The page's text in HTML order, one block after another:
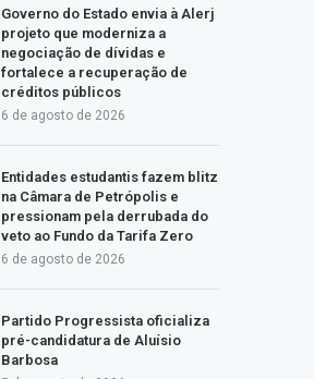
Governo do Estado envia à Alerj
projeto que moderniza a
negociação de dívidas e
fortalece a recuperação de
créditos públicos
6 de agosto de 2026
Entidades estudantis fazem blitz
na Câmara de Petrópolis e
pressionam pela derrubada do
veto ao Fundo da Tarifa Zero
6 de agosto de 2026
Partido Progressista oficializa
pré-candidatura de Aluísio
Barbosa